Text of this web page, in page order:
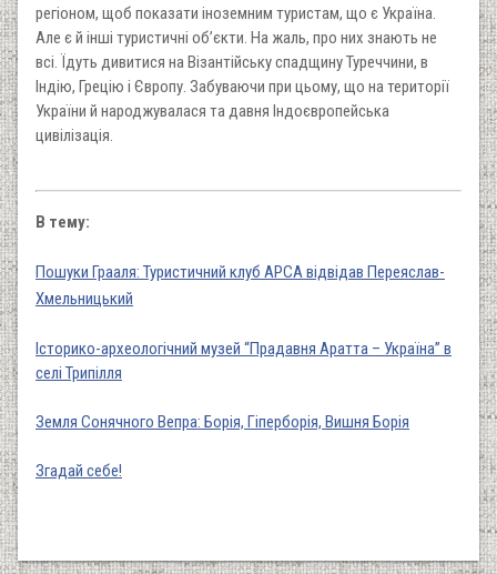
регіоном, щоб показати іноземним туристам, що є Україна.
Але є й інші туристичні об’єкти. На жаль, про них знають не
всі. Їдуть дивитися на Візантійську спадщину Туреччини, в
Індію, Грецію і Європу. Забуваючи при цьому, що на території
України й народжувалася та давня Індоєвропейська
цивілізація.
В тему:
Пошуки Грааля: Туристичний клуб АРСА відвідав Переяслав-
Хмельницький
Історико-археологічний музей “Прадавня Аратта – Україна” в
селі Трипілля
Земля Сонячного Вепра: Борія, Гіперборія, Вишня Борія
Згадай себе!